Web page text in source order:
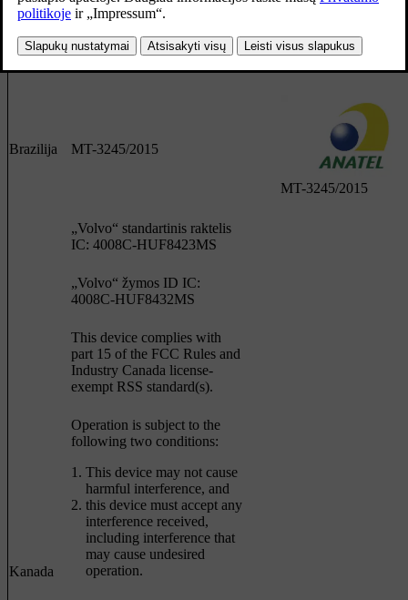
Argentina
H 25867
Brazilija MT-3245/2015
MT-3245/2015
Kanada
„Volvo“ standartinis raktelis
IC: 4008C-HUF8423MS
„Volvo“ žymos ID IC:
4008C-HUF8432MS
This device complies with
part 15 of the FCC Rules and
Industry Canada license-
exempt RSS standard(s).
Operation is subject to the
following two conditions:
This device may not cause
harmful interference, and
this device must accept any
interference received,
including interference that
may cause undesired
operation.